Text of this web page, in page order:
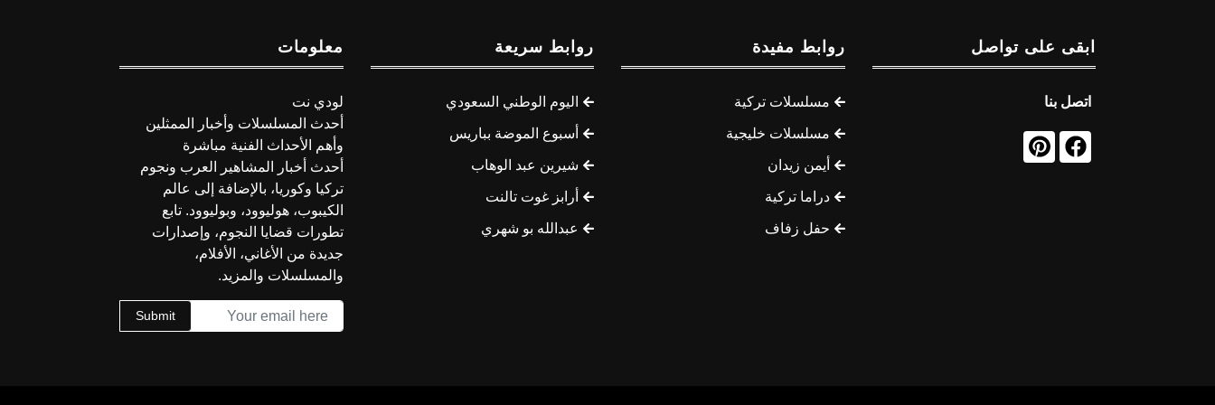
ابقى على تواصل
اتصل بنا
روابط مفيدة
مسلسلات تركية
مسلسلات خليجية
أيمن زيدان
دراما تركية
حفل زفاف
روابط سريعة
اليوم الوطني السعودي
أسبوع الموضة بباريس
شيرين عبد الوهاب
أرابز غوت تالنت
عبدالله بو شهري
معلومات
لودي نت
أحدث المسلسلات وأخبار الممثلين
وأهم الأحداث الفنية مباشرة
أحدث أخبار المشاهير العرب ونجوم
تركيا وكوريا، بالإضافة إلى عالم
الكيبوب، هوليوود، وبوليوود. تابع
تطورات قضايا النجوم، وإصدارات
جديدة من الأغاني، الأفلام،
والمسلسلات والمزيد.
Submit